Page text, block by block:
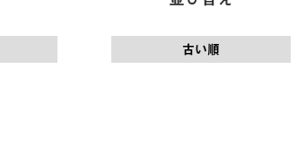
古い順